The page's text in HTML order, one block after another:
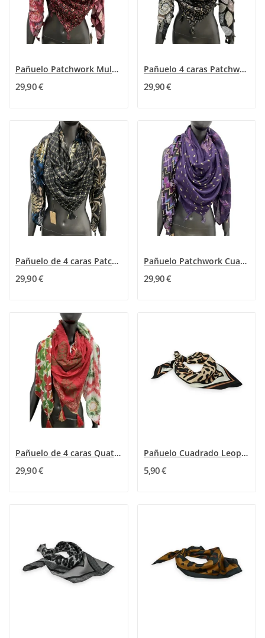
Pañuelo Patchwork Multifacético rojo Burdeos
29,90 €
Pañuelo 4 caras Patchwork Quattro Viscosa
29,90 €
Pañuelo de 4 caras Patchwork de Lujo Quattro
29,90 €
Pañuelo Patchwork Cuatro Estaciones Sueño Púrpura
29,90 €
Pañuelo de 4 caras Quattro Seasons Patchwork rojo
29,90 €
Pañuelo Cuadrado Leopardo Elegancia
5,90 €